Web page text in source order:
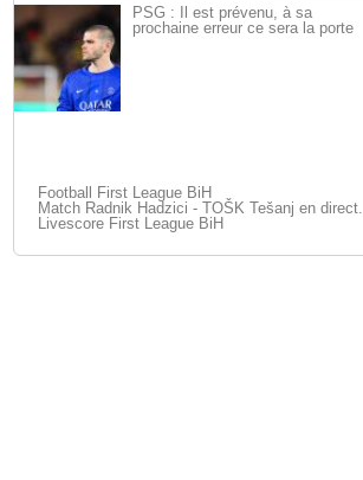
PSG : Il est prévenu, à sa
prochaine erreur ce sera la porte
Football First League BiH
Match Radnik Hadzici - TOŠK Tešanj en direct.
Livescore First League BiH